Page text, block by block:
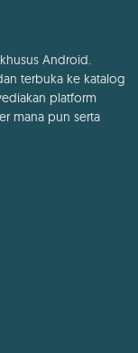
Android.
terbuka ke katalog
platform
mana pun serta